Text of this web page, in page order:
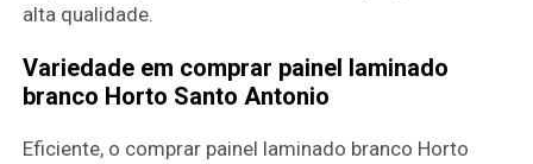
alta qualidade.
Variedade em comprar painel laminado
branco Horto Santo Antonio
Eficiente, o comprar painel laminado branco Horto